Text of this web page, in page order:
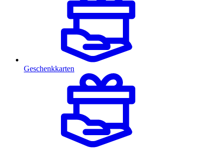
Geschenkkarten